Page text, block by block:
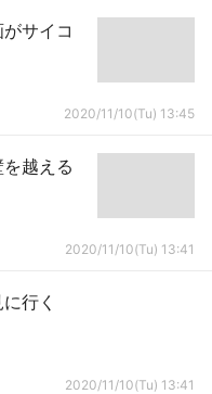
サイコ
2020/11/10(Tu) 13:45
越える
2020/11/10(Tu) 13:41
行く
2020/11/10(Tu) 13:41